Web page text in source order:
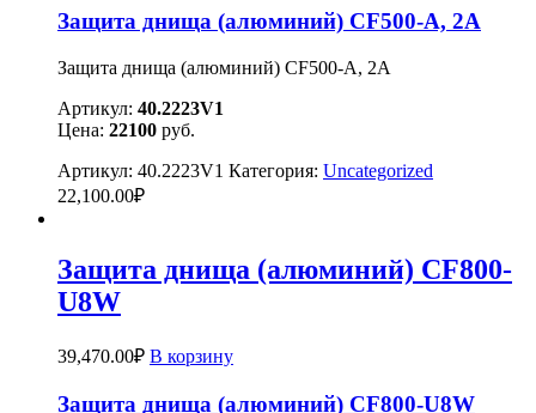
Защита днища (алюминий) CF500-А, 2А
Защита днища (алюминий) CF500-А, 2А
Артикул: 40.2223V1
Цена: 22100 руб.
Артикул: 40.2223V1 Категория: Uncategorized
22,100.00₽
Защита днища (алюминий) CF800-
U8W
39,470.00₽ В корзину
Защита днища (алюминий) CF800-U8W